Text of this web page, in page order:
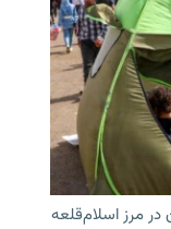
در مرز اسلام‌قلعه